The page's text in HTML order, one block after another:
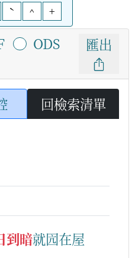
ˋ ^ +
ODS 匯出
回檢索清單
到暗就囥在屋